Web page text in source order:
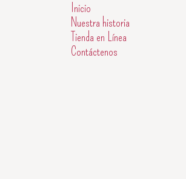
Inicio
Nuestra historia
Tienda en Línea
Contáctenos